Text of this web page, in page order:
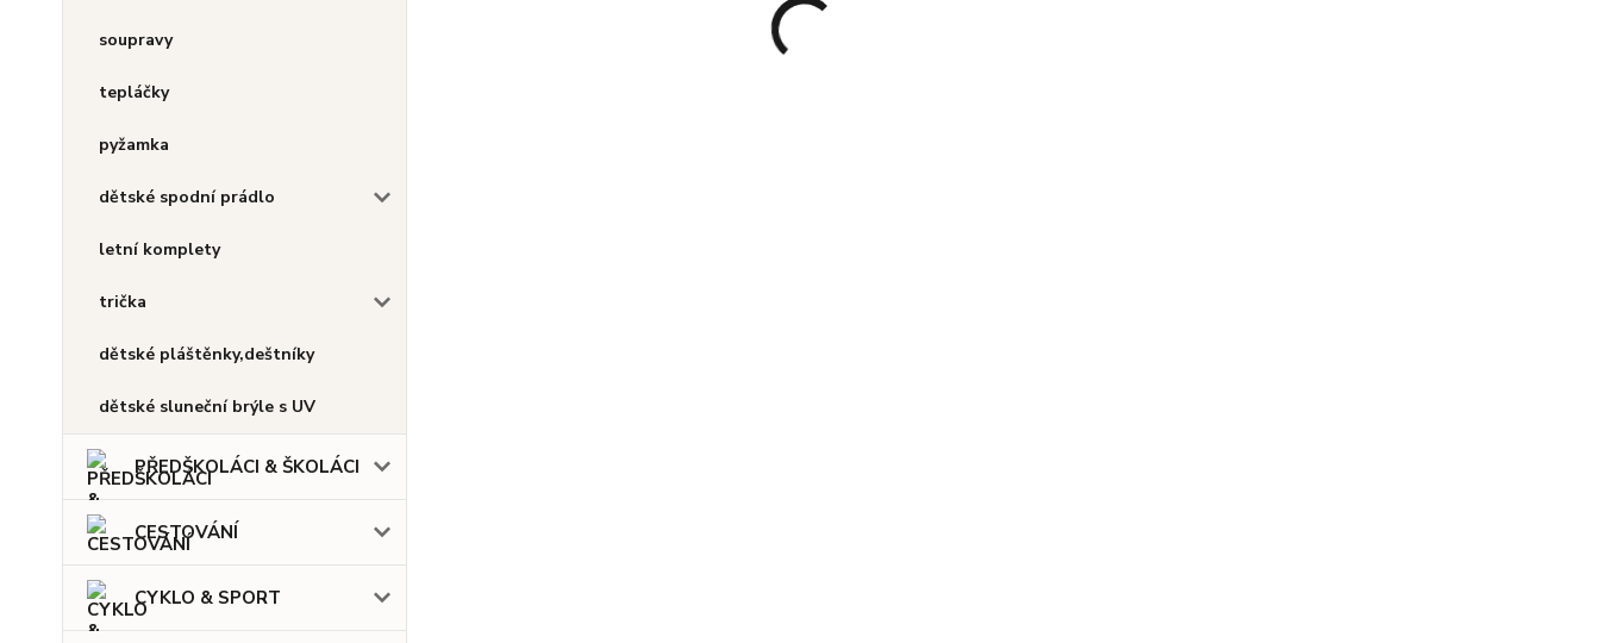
soupravy
tepláčky
pyžamka
dětské spodní prádlo
letní komplety
trička
dětské pláštěnky,deštníky
dětské sluneční brýle s UV
PŘEDŠKOLÁCI & ŠKOLÁCI
CESTOVÁNÍ
CYKLO & SPORT